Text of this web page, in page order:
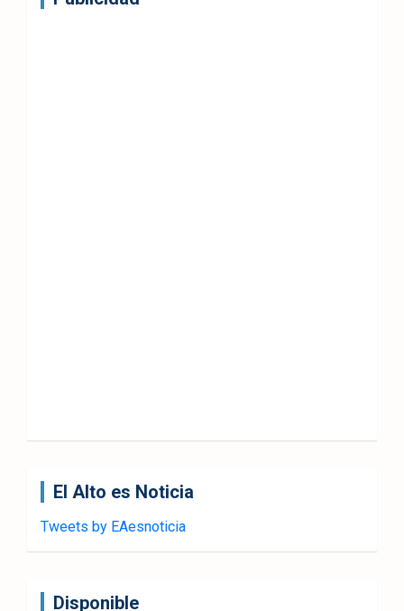
El Alto es Noticia
Tweets by EAesnoticia
Disponible